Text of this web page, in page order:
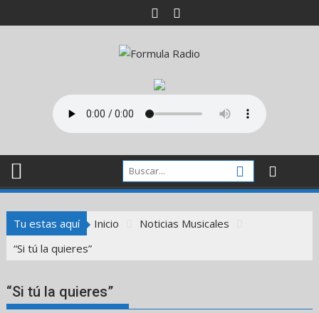
al
Tu estas aquí Inicio
Noticias Musicales
“Si tú la quieres”
“Si tú la quieres”